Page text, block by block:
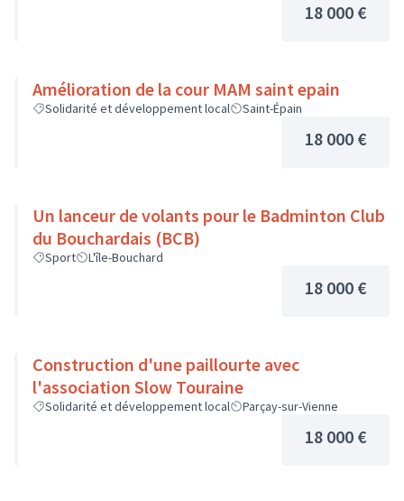
18 000 €
Amélioration de la cour MAM saint epain
Solidarité et développement local Saint-Épain
18 000 €
Un lanceur de volants pour le Badminton Club
du Bouchardais (BCB)
Sport L'île-Bouchard
18 000 €
Construction d'une paillourte avec
l'association Slow Touraine
Solidarité et développement local Parçay-sur-Vienne
18 000 €